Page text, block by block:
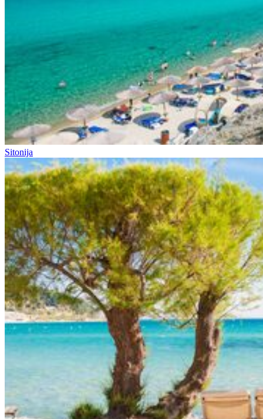
Sitonija